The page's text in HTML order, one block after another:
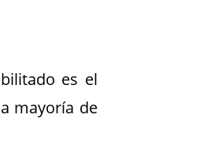
es el
mayoría de